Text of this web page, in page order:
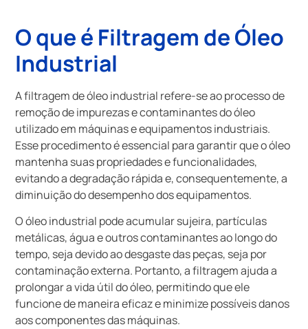
O que é Filtragem de Óleo
Industrial
A filtragem de óleo industrial refere-se ao processo de
remoção de impurezas e contaminantes do óleo
utilizado em máquinas e equipamentos industriais.
Esse procedimento é essencial para garantir que o óleo
mantenha suas propriedades e funcionalidades,
evitando a degradação rápida e, consequentemente, a
diminuição do desempenho dos equipamentos.
O óleo industrial pode acumular sujeira, partículas
metálicas, água e outros contaminantes ao longo do
tempo, seja devido ao desgaste das peças, seja por
contaminação externa. Portanto, a filtragem ajuda a
prolongar a vida útil do óleo, permitindo que ele
funcione de maneira eficaz e minimize possíveis danos
aos componentes das máquinas.